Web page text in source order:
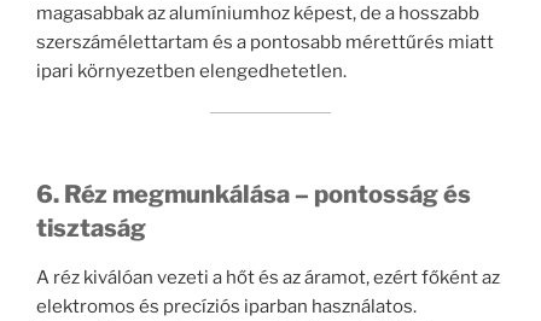
magasabbak az alumíniumhoz képest, de a hosszabb
szerszámélettartam és a pontosabb mérettűrés miatt
ipari környezetben elengedhetetlen.
6. Réz megmunkálása – pontosság és
tisztaság
A réz kiválóan vezeti a hőt és az áramot, ezért főként az
elektromos és precíziós iparban használatos.